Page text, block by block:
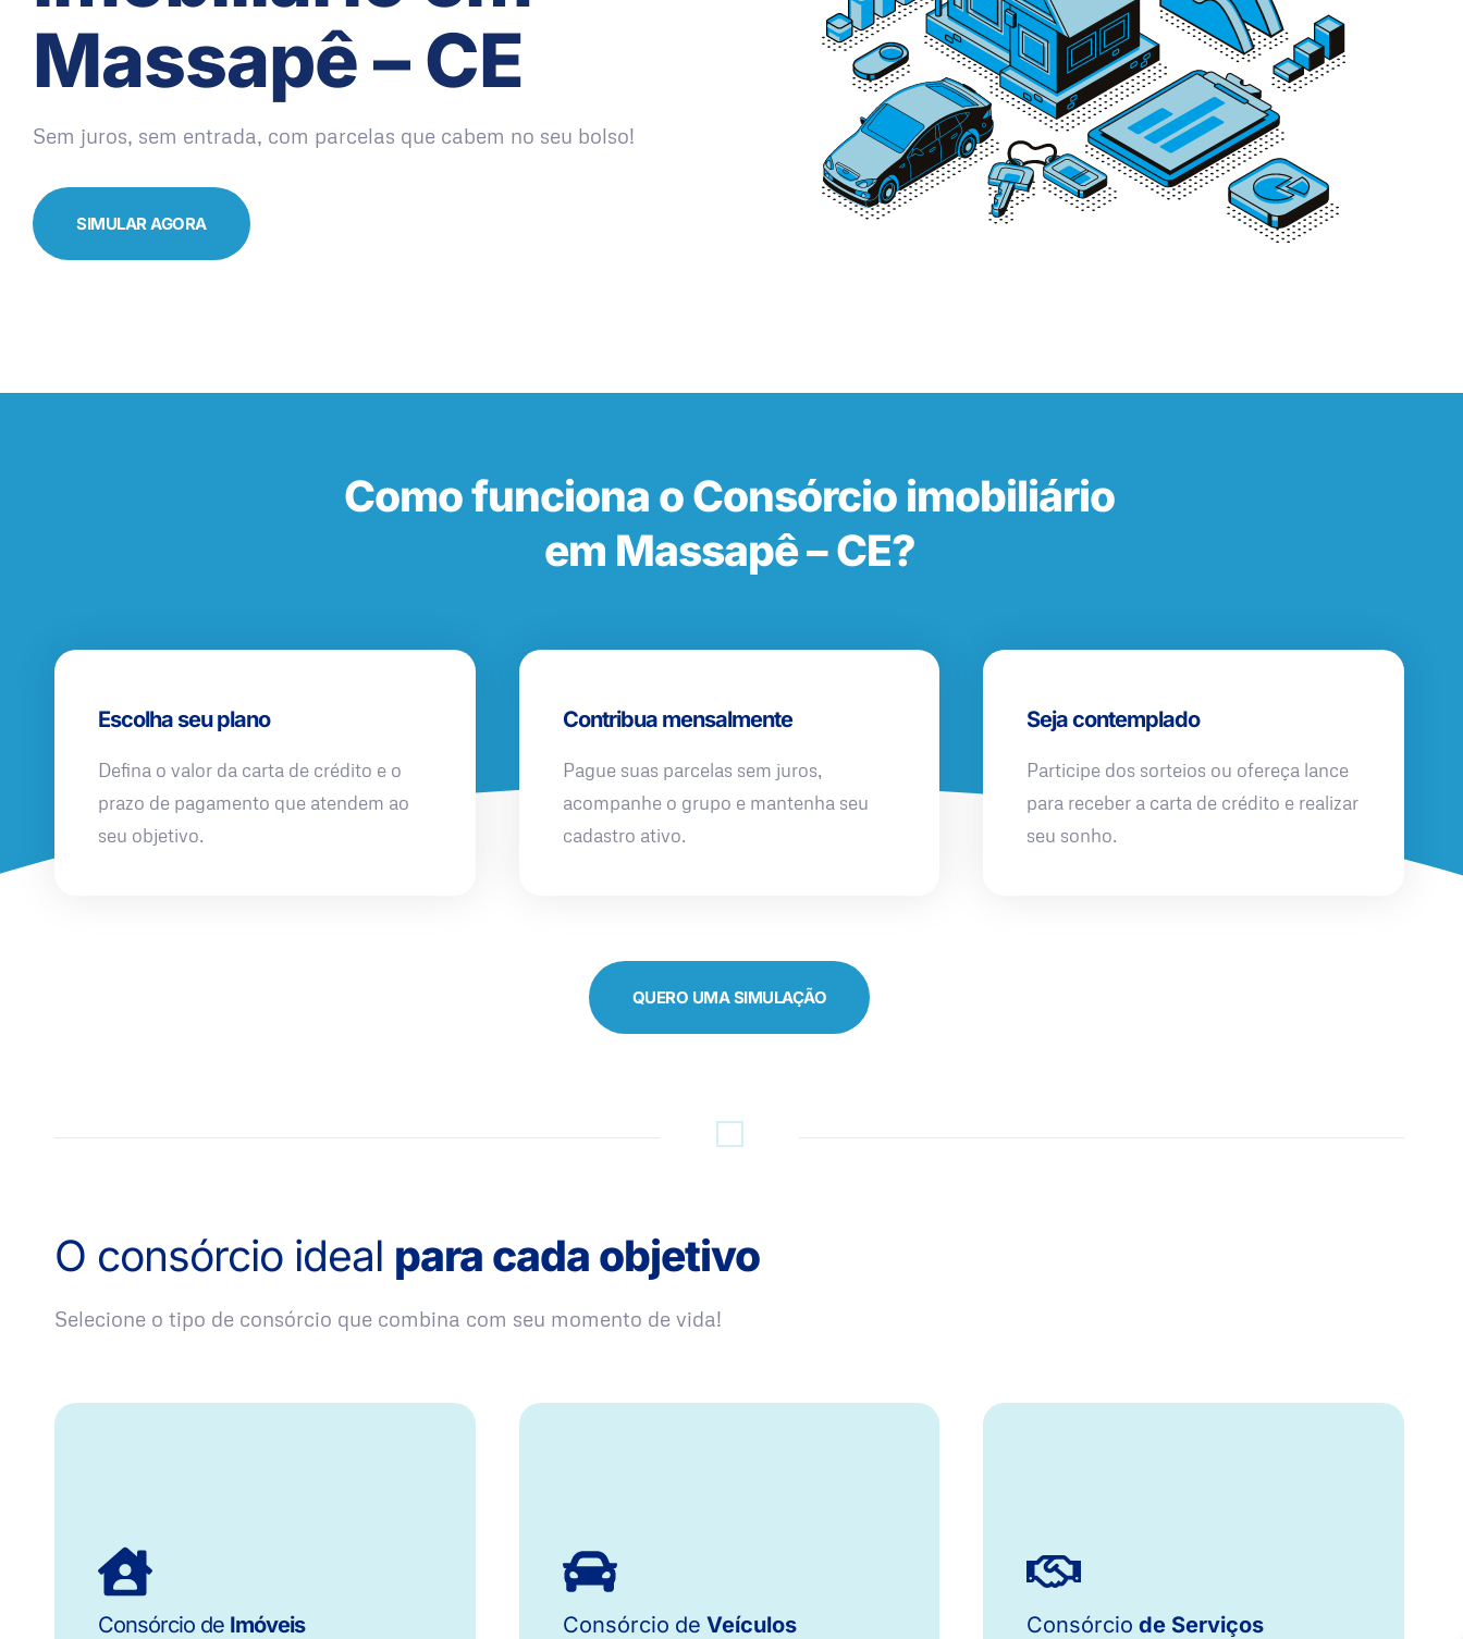
Massapê – CE
Sem juros, sem entrada, com parcelas que cabem no seu bolso!
SIMULAR AGORA
Como funciona o Consórcio imobiliário
em Massapê – CE?
Escolha seu plano
Defina o valor da carta de crédito e o
prazo de pagamento que atendem ao
seu objetivo.
Contribua mensalmente
Pague suas parcelas sem juros,
acompanhe o grupo e mantenha seu
cadastro ativo.
Seja contemplado
Participe dos sorteios ou ofereça lance
para receber a carta de crédito e realizar
seu sonho.
QUERO UMA SIMULAÇÃO
O consórcio ideal para cada objetivo
Selecione o tipo de consórcio que combina com seu momento de vida!
Consórcio de Imóveis Consórcio de Veículos Consórcio de Serviços